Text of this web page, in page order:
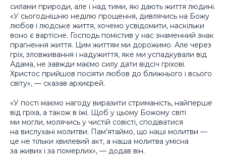
силами природи, але і над тими, які дають життя людині.
«У сьогоднішню неділю прощення, дивлячись на Божу
любов і людське життя, хочемо усвідомити, наскільки
воно є вартісне. Господь помістив у нас знаменний знак
прагнення життя. Цим життям ми дорожимо. Але через
гріх, зловживання і надужиття, яке ми успадкували від
Адама, не завжди маємо силу дати відсіч гріхові.
Христос прийшов посіяти любов до ближнього і всього
світу», — сказав архиєрей.
«У пості маємо нагоду виразити стриманість, найперше
від гріха, а також в їжі. Щоб у цьому Божому світі
ми могли, молячись у чистій совісті, сподіватися
на вислухані молитви. Пам’ятаймо, що наші молитви —
це не тільки хвилевий акт, а наша молитва умісна
за живих і за померлих», — додав він.